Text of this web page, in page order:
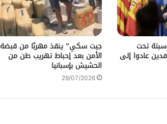
تحت
عادوا إلى
جيت سكي” ينقذ مهربًا من قبضة
الأمن بعد إحباط تهريب طن من
الحشيش بإسبانيا
29/07/2026